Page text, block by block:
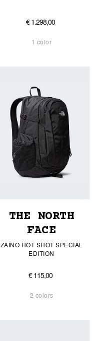
€ 1.298,00
1 color
THE NORTH
FACE
ZAINO HOT SHOT SPECIAL
EDITION
€ 115,00
2 colors